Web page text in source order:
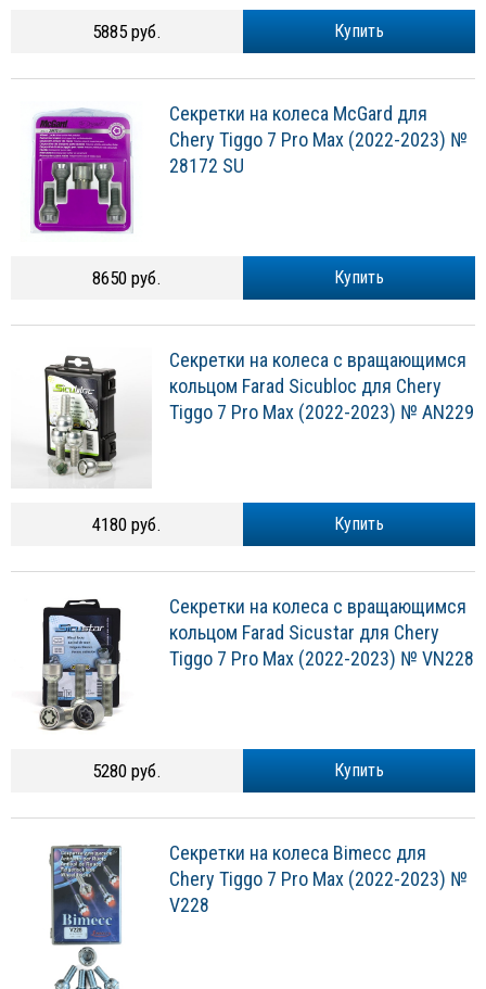
Купить
5885 руб.
Секретки на колеса McGard для
Chery Tiggo 7 Pro Max (2022-2023) №
28172 SU
Купить
8650 руб.
Секретки на колеса с вращающимся
кольцом Farad Sicubloc для Chery
Tiggo 7 Pro Max (2022-2023) № AN229
Купить
4180 руб.
Секретки на колеса с вращающимся
кольцом Farad Sicustar для Chery
Tiggo 7 Pro Max (2022-2023) № VN228
Купить
5280 руб.
Секретки на колеса Bimecc для
Chery Tiggo 7 Pro Max (2022-2023) №
V228